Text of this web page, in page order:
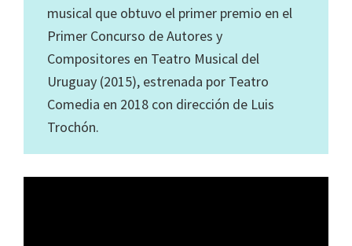
musical que obtuvo el primer premio en el
Primer Concurso de Autores y
Compositores en Teatro Musical del
Uruguay (2015), estrenada por Teatro
Comedia en 2018 con dirección de Luis
Trochón.